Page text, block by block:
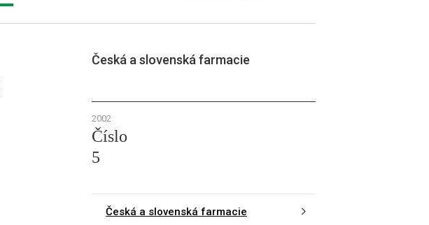
Česká a slovenská farmacie
2002
Číslo
5
Česká a slovenská farmacie